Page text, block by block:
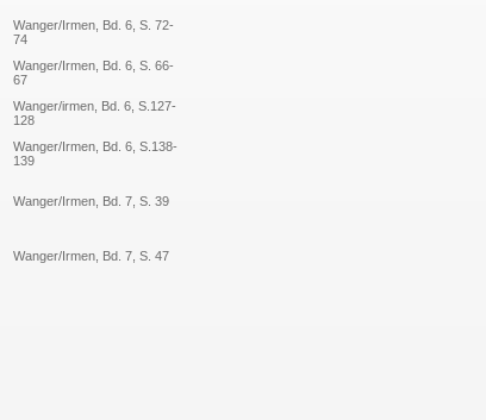
Wanger/Irmen, Bd. 6, S. 72-
74
Wanger/Irmen, Bd. 6, S. 66-
67
Wanger/irmen, Bd. 6, S.127-
128
Wanger/Irmen, Bd. 6, S.138-
139
Wanger/Irmen, Bd. 7, S. 39
Wanger/Irmen, Bd. 7, S. 47